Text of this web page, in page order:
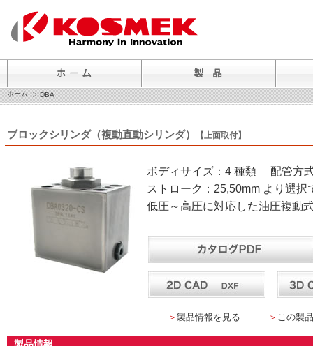
ホーム DBA
ブロックシリンダ（複動直動シリンダ） 【上面取付】
ボディサイズ：4 種類 配管方
ストローク：25,50mm より選択
低圧～高圧に対応した油圧複動
＞ 製品情報を見る ＞ この製